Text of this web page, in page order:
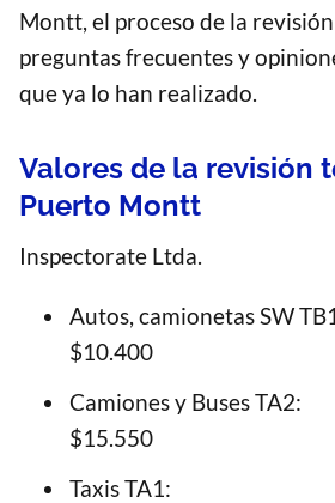
Montt, el proceso de la
preguntas frecuentes y
que ya lo han realizado.
Valores de la revisión
Puerto Montt
Inspectorate Ltda.
Autos, camionetas SW
$10.400
Camiones y Buses TA2:
$15.550
Taxis TA1: